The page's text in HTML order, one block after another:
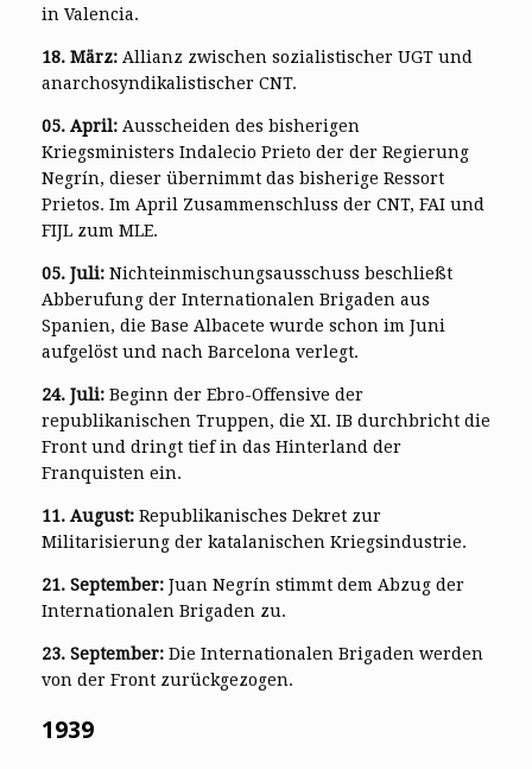
in Valencia.
18. März: Allianz zwischen sozialistischer UGT und
anarchosyndikalistischer CNT.
05. April: Ausscheiden des bisherigen
Kriegsministers Indalecio Prieto der der Regierung
Negrín, dieser übernimmt das bisherige Ressort
Prietos. Im April Zusammenschluss der CNT, FAI und
FIJL zum MLE.
05. Juli: Nichteinmischungsausschuss beschließt
Abberufung der Internationalen Brigaden aus
Spanien, die Base Albacete wurde schon im Juni
aufgelöst und nach Barcelona verlegt.
24. Juli: Beginn der Ebro-Offensive der
republikanischen Truppen, die XI. IB durchbricht die
Front und dringt tief in das Hinterland der
Franquisten ein.
11. August: Republikanisches Dekret zur
Militarisierung der katalanischen Kriegsindustrie.
21. September: Juan Negrín stimmt dem Abzug der
Internationalen Brigaden zu.
23. September: Die Internationalen Brigaden werden
von der Front zurückgezogen.
1939